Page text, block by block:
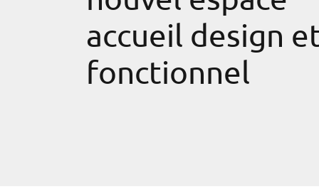
accueil design
fonctionnel